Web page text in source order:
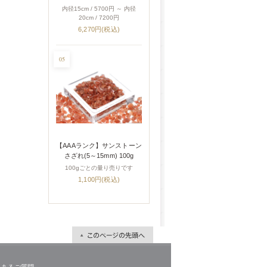
内径15cm / 5700円 ～ 内径
20cm / 7200円
6,270円(税込)
05
【AAAランク】サンストーン
さざれ(5～15mm) 100g
100gごとの量り売りです
1,100円(税込)